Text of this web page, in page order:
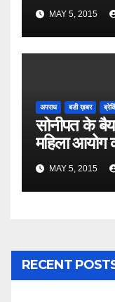
MAY 5, 2015
अपराध बडी ख़बर
सोनीपत के
महिला
MAY 5, 2015
RECENT